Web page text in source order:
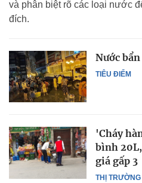
và phân biệt rõ các loại nước
đích.
TIÊU ĐIỂM
Nước bẩn
THỊ TRƯỜNG
'Cháy
bình
giá gấp 3